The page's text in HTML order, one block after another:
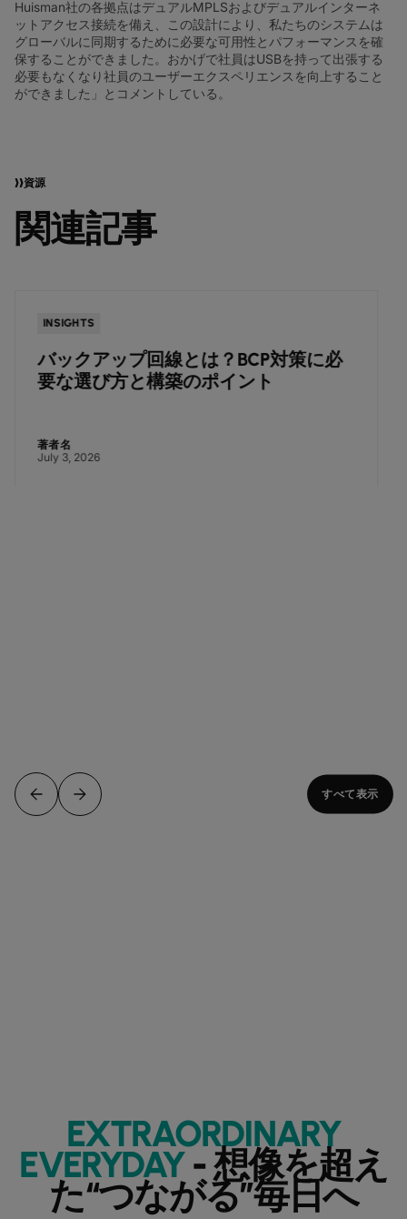
Huisman社の各拠点はデュアルMPLSおよびデュアルインターネ
ットアクセス接続を備え、この設計により、私たちのシステムは
グローバルに同期するために必要な可用性とパフォーマンスを確
保することができました。おかげで社員はUSBを持って出張する
必要もなくなり社員のユーザーエクスペリエンスを向上すること
ができました」とコメントしている。
資源
関連記事
INSIGHTS
バックアップ回線とは？BCP対策に必
要な選び方と構築のポイント
著者名
July 3, 2026
すべて表示
EXTRAORDINARY
EVERYDAY- 想像を超え
た“つながる”毎日へ